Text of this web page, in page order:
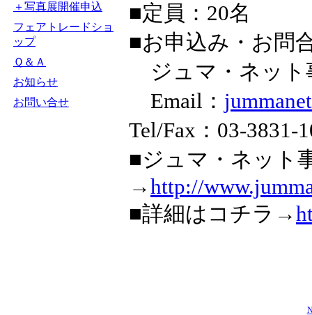
＋写真展開催申込
フェアトレードショ
ップ
Ｑ＆Ａ
お知らせ
お問い合せ
■定員：20名
■お申込み・お問
ジュマ・ネット
Email：
Tel/Fax：03-3831-
■ジュマ・ネット
→http://
■詳細はコチラ→